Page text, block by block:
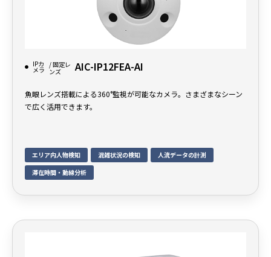
IPカ
メラ
/ 固定レ
ンズ
AIC-IP12FEA-AI
魚眼レンズ搭載による360°監視が可能なカメラ。さまざまなシーン
で広く活用できます。
エリア内人物検知 混雑状況の検知
人流データの計測
滞在時間・動線分析